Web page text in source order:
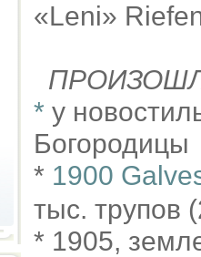
«Leni»
* у
Богородицы
* 1900
тыс. трупов
* 1905,